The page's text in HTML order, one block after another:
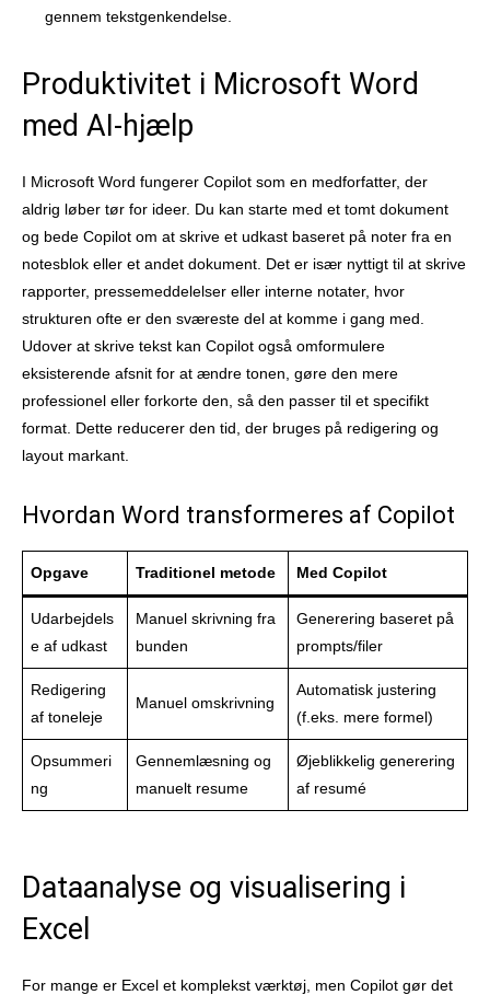
gennem tekstgenkendelse.
Produktivitet i Microsoft Word
med AI-hjælp
I Microsoft Word fungerer Copilot som en medforfatter, der
aldrig løber tør for ideer. Du kan starte med et tomt dokument
og bede Copilot om at skrive et udkast baseret på noter fra en
notesblok eller et andet dokument. Det er især nyttigt til at skrive
rapporter, pressemeddelelser eller interne notater, hvor
strukturen ofte er den sværeste del at komme i gang med.
Udover at skrive tekst kan Copilot også omformulere
eksisterende afsnit for at ændre tonen, gøre den mere
professionel eller forkorte den, så den passer til et specifikt
format. Dette reducerer den tid, der bruges på redigering og
layout markant.
Hvordan Word transformeres af Copilot
Opgave Traditionel metode Med Copilot
Udarbejdels
e af udkast
Manuel skrivning fra
bunden
Generering baseret på
prompts/filer
Redigering
af toneleje
Manuel omskrivning
Automatisk justering
(f.eks. mere formel)
Opsummeri
ng
Gennemlæsning og
manuelt resume
Øjeblikkelig generering
af resumé
Dataanalyse og visualisering i
Excel
For mange er Excel et komplekst værktøj, men Copilot gør det